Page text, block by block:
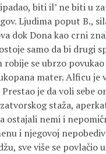
biti il’ ne biti u
Ljudima poput B.,
dok Dona kao crni
samo da bi drugi
se ubrzo povukao
mater. Alficu je
je da voli sebe
staža,
ostajali nemi i
i njegovoj
sve više se povlačio